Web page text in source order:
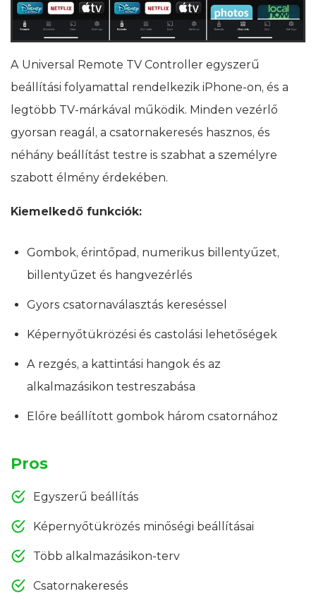
A Universal Remote TV Controller egyszerű
beállítási folyamattal rendelkezik iPhone-on, és a
legtöbb TV-márkával működik. Minden vezérlő
gyorsan reagál, a csatornakeresés hasznos, és
néhány beállítást testre is szabhat a személyre
szabott élmény érdekében.
Kiemelkedő funkciók:
Gombok, érintőpad, numerikus billentyűzet,
billentyűzet és hangvezérlés
Gyors csatornaválasztás kereséssel
Képernyőtükrözési és castolási lehetőségek
A rezgés, a kattintási hangok és az
alkalmazásikon testreszabása
Előre beállított gombok három csatornához
Pros
Egyszerű beállítás
Képernyőtükrözés minőségi beállításai
Több alkalmazásikon-terv
Csatornakeresés